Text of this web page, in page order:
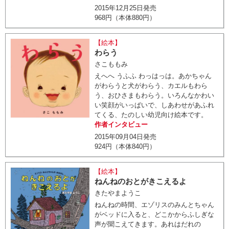
2015年12月25日発売
968円（本体880円）
【絵本】
わらう
さこももみ
えへへ うふふ わっはっは。あかちゃん
がわらうと犬がわらう、カエルもわら
う、おひさまもわらう。いろんなかわい
い笑顔がいっぱいで、しあわせがあふれ
てくる、たのしい幼児向け絵本です。
作者インタビュー
2015年09月04日発売
924円（本体840円）
【絵本】
ねんねのおとがきこえるよ
きたやまようこ
ねんねの時間、エゾリスのみんとちゃん
がベッドに入ると、どこかからふしぎな
声が聞こえてきます。あれはだれの